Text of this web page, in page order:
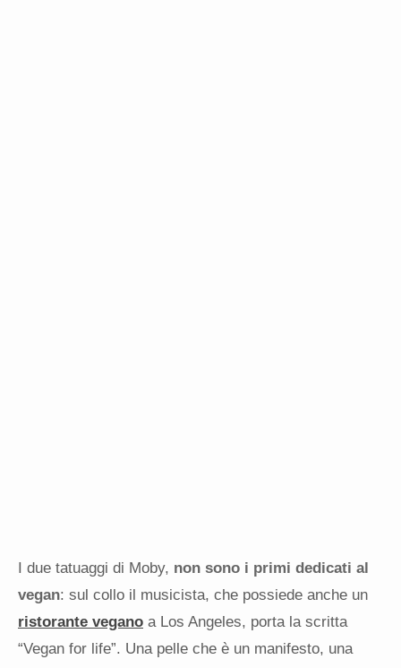
I due tatuaggi di Moby, non sono i primi dedicati al
vegan: sul collo il musicista, che possiede anche un
ristorante vegano a Los Angeles, porta la scritta
“Vegan for life”. Una pelle che è un manifesto, una